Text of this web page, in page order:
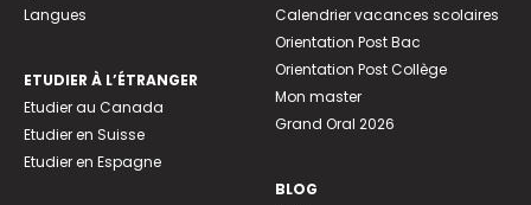
Langues
ETUDIER À L’ÉTRANGER
Etudier au Canada
Etudier en Suisse
Etudier en Espagne
Calendrier vacances scolaires
Orientation Post Bac
Orientation Post Collège
Mon master
Grand Oral 2026
BLOG